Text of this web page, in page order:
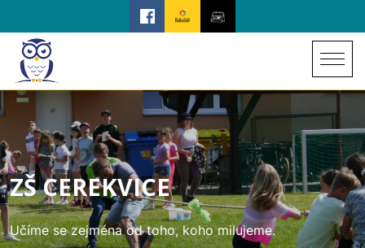
ZŠ CEREKVICE
Učíme se zejména od toho, koho milujeme.